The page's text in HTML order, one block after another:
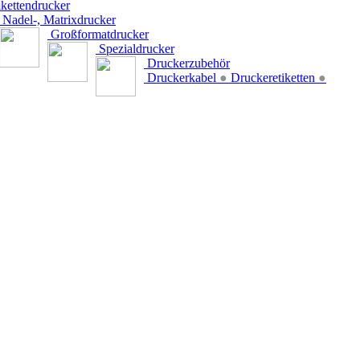
Nadel-, Matrixdrucker
Großformatdrucker
Spezialdrucker
Druckerzubehör
Druckerkabel ● Druckeretiketten ●